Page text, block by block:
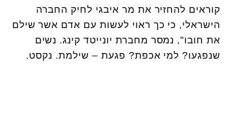
קוראים להחזיר את מר איבגי לחיק החברה
הישראלי, כי כך ראוי לעשות עם אדם אשר שילם
את חובו", נמסר מחברת יונייטד קינג. נשים
שנפגעו? למי אכפת? פגעת – שילמת. נקסט.